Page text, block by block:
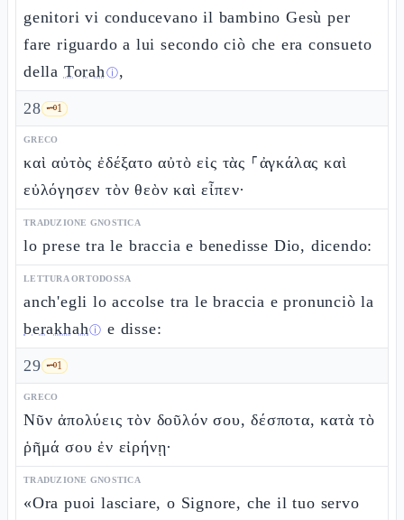
genitori vi conducevano il bambino Gesù per
fare riguardo a lui secondo ciò che era consueto
della Torahⓘ,
28 🗝️1
GRECO
καὶ αὐτὸς ἐδέξατο αὐτὸ εἰς τὰς ⸀ἀγκάλας καὶ
εὐλόγησεν τὸν θεὸν καὶ εἶπεν·
TRADUZIONE GNOSTICA
lo prese tra le braccia e benedisse Dio, dicendo:
LETTURA ORTODOSSA
anch'egli lo accolse tra le braccia e pronunciò la
berakhahⓘ e disse:
29 🗝️1
GRECO
Νῦν ἀπολύεις τὸν δοῦλόν σου, δέσποτα, κατὰ τὸ
ῥῆμά σου ἐν εἰρήνῃ·
TRADUZIONE GNOSTICA
«Ora puoi lasciare, o Signore, che il tuo servo